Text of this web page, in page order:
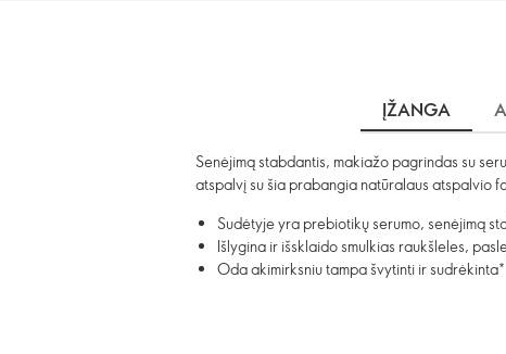
ĮŽANGA
Senėjimą stabdantis, makiažo pagrindas su
atspalvį su šia prabangia natūralaus atspalvio
Sudėtyje yra prebiotikų serumo, senėjimą
Išlygina ir išsklaido smulkias raukšleles,
Oda akimirksniu tampa švytinti ir sudrėkinta*